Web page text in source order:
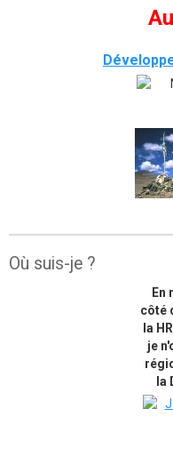
Où suis-je ?
En
côté
la
je
la